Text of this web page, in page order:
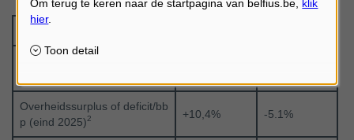
Overheidssurplus of deficit/bb
p (eind 2025)2 +10,4% -5.1%